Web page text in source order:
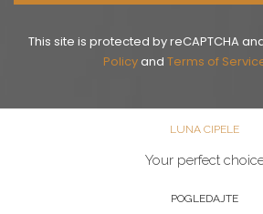
This site is protected by reCAPTCHA
Policyand Terms of
LUNA CIPELE
Your perfect
POGLEDAJTE